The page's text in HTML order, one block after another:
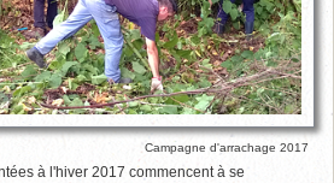
Campagne d'arrachage 2017
à l'hiver 2017 commencent à se